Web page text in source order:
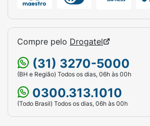
Compre pelo Drogatel
(31) 3270-5000
(BH e Região) Todos os dias, 06h às 00h
0300.313.1010
(Todo Brasil) Todos os dias, 06h às 00h